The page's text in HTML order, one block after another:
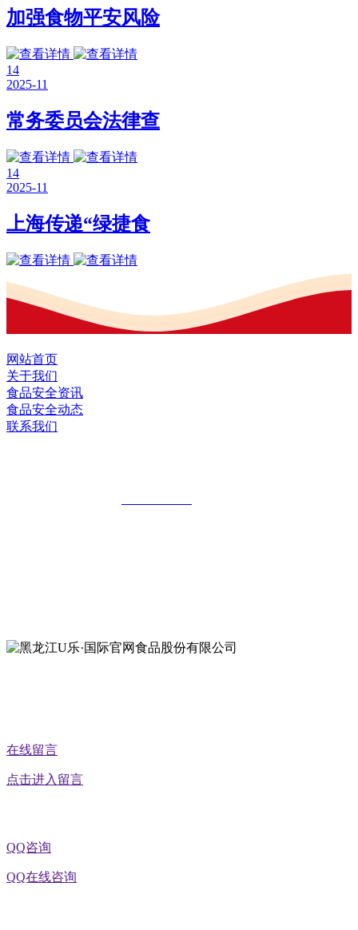
加强食物平安风险
14
2025-11
常务委员会法律查
14
2025-11
上海传递“绿捷食
网站首页
关于我们
食品安全资讯
食品安全动态
联系我们
在线留言
点击进入留言
QQ咨询
QQ在线咨询